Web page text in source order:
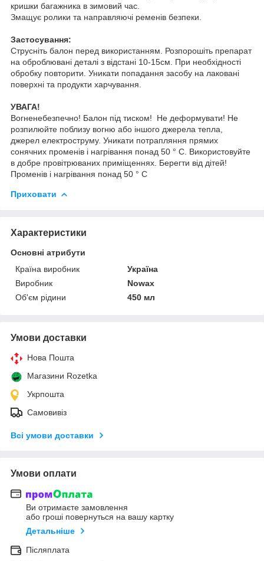
кришки багажника в зимовий час.
Змащує ролики та направляючі ременів безпеки.
Застосування:
Струсніть балон перед використанням. Розпорошіть препарат
на оброблювані деталі з відстані 10-15см. При необхідності
обробку повторити. Уникати попадання засобу на лаковані
поверхні та продукти харчування.
УВАГА!
Вогненебезпечно! Балон під тиском! Не деформувати! Не
розпилюйте поблизу вогню або іншого джерела тепла,
джерел електроструму. Уникати потрапляння прямих
сонячних променів і нагрівання понад 50 ° C. Використовуйте
в добре провітрюваних приміщеннях. Берегти від дітей!
Променів і нагрівання понад 50 ° C
Приховати
Характеристики
Основні атрибути
Країна виробник
Україна
Виробник
Nowax
Об'єм рідини
450 мл
Умови доставки
Нова Пошта
Магазини Rozetka
Укрпошта
Самовивіз
Всі умови доставки
Умови оплати
Ви отримаєте замовлення
або гроші повернуться на вашу картку
Детальніше
Післяплата